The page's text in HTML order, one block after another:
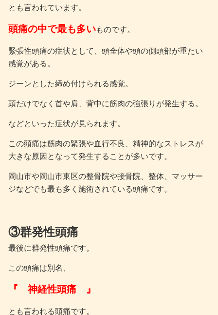
とも言われています。
頭痛の中で最も多いものです。
緊張性頭痛の症状として、頭全体や頭の側頭部が重たい
感覚がある。
ジーンとした締め付けられる感覚。
頭だけでなく首や肩、背中に筋肉の強張りが発生する。
などといった症状が見られます。
この頭痛は筋肉の緊張や血行不良、精神的なストレスが
大きな原因となって発生することが多いです。
岡山市や岡山市東区の整骨院や接骨院、整体、マッサー
ジなどでも最も多く施術されている頭痛です。
③群発性頭痛
最後に群発性頭痛です。
この頭痛は別名、
『 神経性頭痛 』
とも言われる頭痛です。